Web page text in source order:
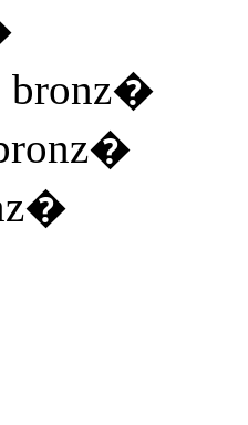
bronz�
�
�